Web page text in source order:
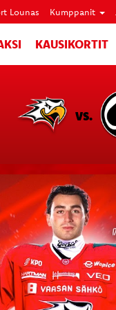
Lounas Kumppanit
KAUSIKORTIT
VS.